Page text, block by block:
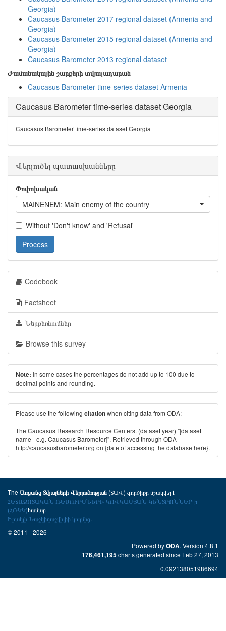
Georgia)
Caucasus Barometer 2017 regional dataset (Armenia and
Georgia)
Caucasus Barometer 2015 regional dataset (Armenia and
Georgia)
Caucasus Barometer 2013 regional dataset
Ժամանակային շարքերի տվյալադարան
Caucasus Barometer time-series dataset Armenia
Caucasus Barometer time-series dataset Georgia
Caucasus Barometer time-series dataset Georgia
Վերլուծել պատասխանները
Փոփոխական
MAINENEM: Main enemy of the country
Without 'Don't know' and 'Refusal'
Process
Codebook
Factsheet
Ներբեռնումներ
Browse this survey
Note: In some cases the percentages do not add up to 100 due to
decimal points and rounding.
Please use the following citationwhen citing data from ODA:
The Caucasus Research Resource Centers. (dataset year) "[dataset
name - e.g. Caucasus Barometer]". Retrieved through ODA -
http://caucasusbarometer.org on {date of accessing the database here}.
The Առցանց Տվյալների Վերլուծության(ՏԱՎ) գործիքը մշակվել է
ՀԵՏԱԶՈՏԱԿԱՆ ՌԵՍՈՒՐՍՆԵՐԻ ԿՈՎԿԱՍՅԱՆ ԿԵՆՏՐՈՆՆԵՐ-ի
(ՀՌԿԿ)համար
Իրակլի Նաշկիդաշվիլիի կողմից.
© 2011 - 2026
Powered byODA. Version 4.8.1
176,461,195 charts generated since Feb 27, 2013
0.092138051986694